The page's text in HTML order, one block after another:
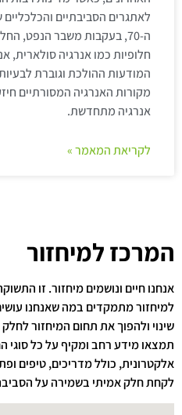
לאתגרים הסביבתיים
ה-70, בעקבות משבר הנפט,
חלופיות כמו אנרגיה סולארית,
המודעות ההולכת וגוברת
מקורות האנרגיה המסורתיים
אנרגיה מתחדשת.
לקריאת המאמר »
המרכז למיחזור
אנחנו חיים ונושמים מיחזור. זו
למיחזור מתמקדים במה שאנחנו
שינוי ולהפוך את תחום המיחזור
תמצאו מידע רחב ומקיף על כל סוגי
אלקטרונית, כולל מדריכים, טיפים
לקחת חלק אמיתי בשמירה על